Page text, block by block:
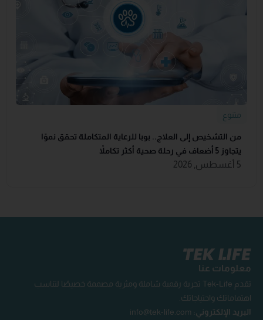
متنوع
من التشخيص إلى العلاج.. بوبا للرعاية المتكاملة تحقق نموًا
يتجاوز 5 أضعاف في رحلة صحية أكثر تكاملاً
5 أغسطس, 2026
معلومات عنا
تقدم Tek-Life تجربة رقمية شاملة ومثرية مصممة خصيصًا لتناسب
اهتماماتك واحتياجاتك.
البريد الإلكتروني: info@tek-life.com